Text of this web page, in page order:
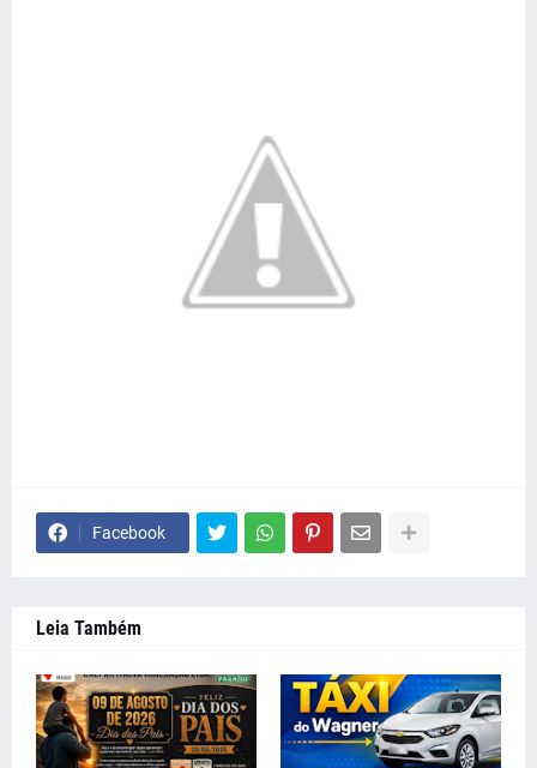
Facebook
Leia Também